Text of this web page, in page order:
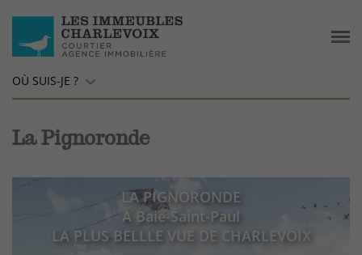
OÙ SUIS-JE ?
La Pignoronde
LA PIGNORONDE
A Baie-Saint-Paul
LA PLUS BELLLE VUE DE CHARLEVOIX